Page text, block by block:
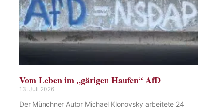
Vom Leben im „gärigen Haufen“ AfD
13. Juli 2026
Der Münchner Autor Michael Klonovsky arbeitete 24